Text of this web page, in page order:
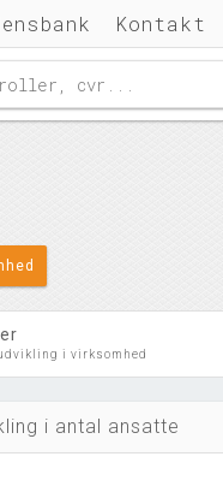
Kontakt
i virksomhed
i antal ansatte